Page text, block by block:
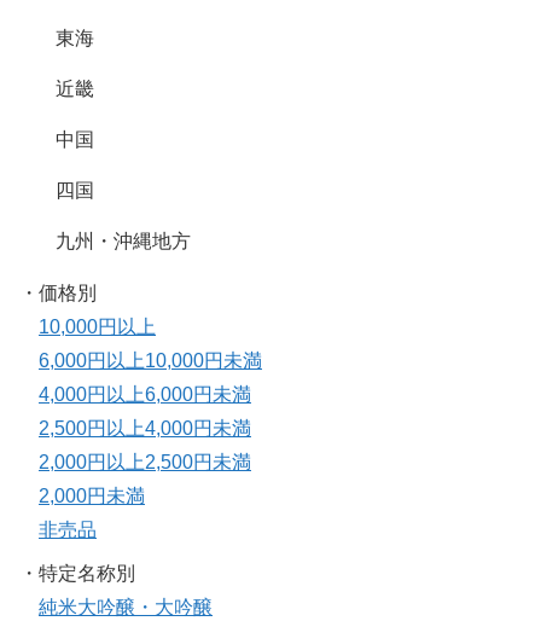
東海
近畿
中国
四国
九州・沖縄地方
・価格別
10,000円以上
6,000円以上10,000円未満
4,000円以上6,000円未満
2,500円以上4,000円未満
2,000円以上2,500円未満
2,000円未満
非売品
・特定名称別
純米大吟醸・大吟醸